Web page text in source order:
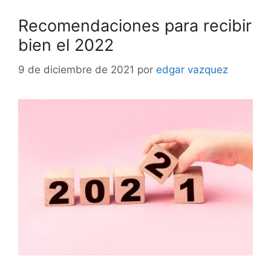
Recomendaciones para recibir
bien el 2022
9 de diciembre de 2021 por edgar vazquez